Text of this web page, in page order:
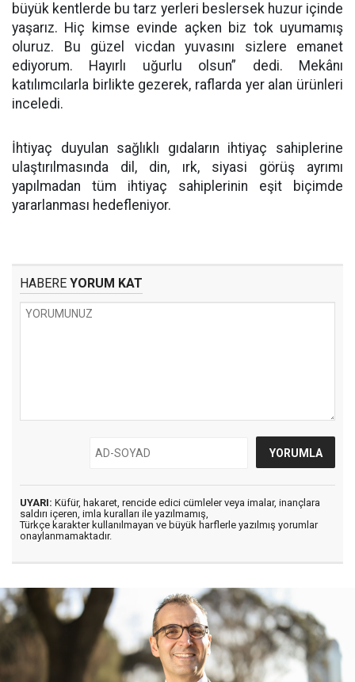
büyük kentlerde bu tarz yerleri beslersek huzur içinde
yaşarız. Hiç kimse evinde açken biz tok uyumamış
oluruz. Bu güzel vicdan yuvasını sizlere emanet
ediyorum. Hayırlı uğurlu olsun” dedi. Mekânı
katılımcılarla birlikte gezerek, raflarda yer alan ürünleri
inceledi.
İhtiyaç duyulan sağlıklı gıdaların ihtiyaç sahiplerine
ulaştırılmasında dil, din, ırk, siyasi görüş ayrımı
yapılmadan tüm ihtiyaç sahiplerinin eşit biçimde
yararlanması hedefleniyor.
HABERE YORUM KAT
UYARI: Küfür, hakaret, rencide edici cümleler veya imalar, inançlara
saldırı içeren, imla kuralları ile yazılmamış,
Türkçe karakter kullanılmayan ve büyük harflerle yazılmış yorumlar
onaylanmamaktadır.